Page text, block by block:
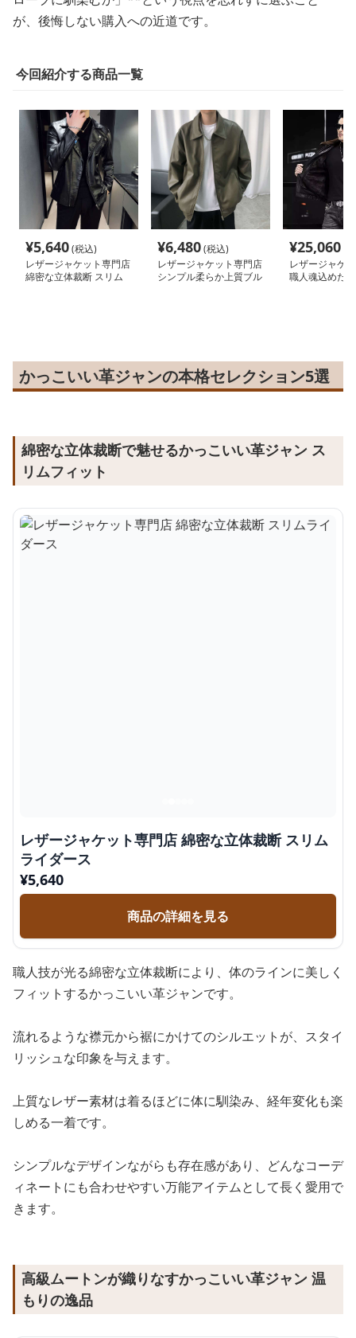
が、後悔しない購入への近道です。
今回紹介する商品一覧
¥5,640(税込)
レザージャケット専門店
綿密な立体裁断 スリム
¥6,480(税込)
レザージャケット専門店
シンプル柔らか上質ブル
¥25,060
レザージャケ
職人魂込めた
かっこいい革ジャンの本格セレクション5選
綿密な立体裁断で魅せるかっこいい革ジャン ス
リムフィット
レザージャケット専門店 綿密な立体裁断 スリム
ライダース
¥5,640
商品の詳細を見る
職人技が光る綿密な立体裁断により、体のラインに美しく
フィットするかっこいい革ジャンです。
流れるような襟元から裾にかけてのシルエットが、スタイ
リッシュな印象を与えます。
上質なレザー素材は着るほどに体に馴染み、経年変化も楽
しめる一着です。
シンプルなデザインながらも存在感があり、どんなコーデ
ィネートにも合わせやすい万能アイテムとして長く愛用で
きます。
高級ムートンが織りなすかっこいい革ジャン 温
もりの逸品